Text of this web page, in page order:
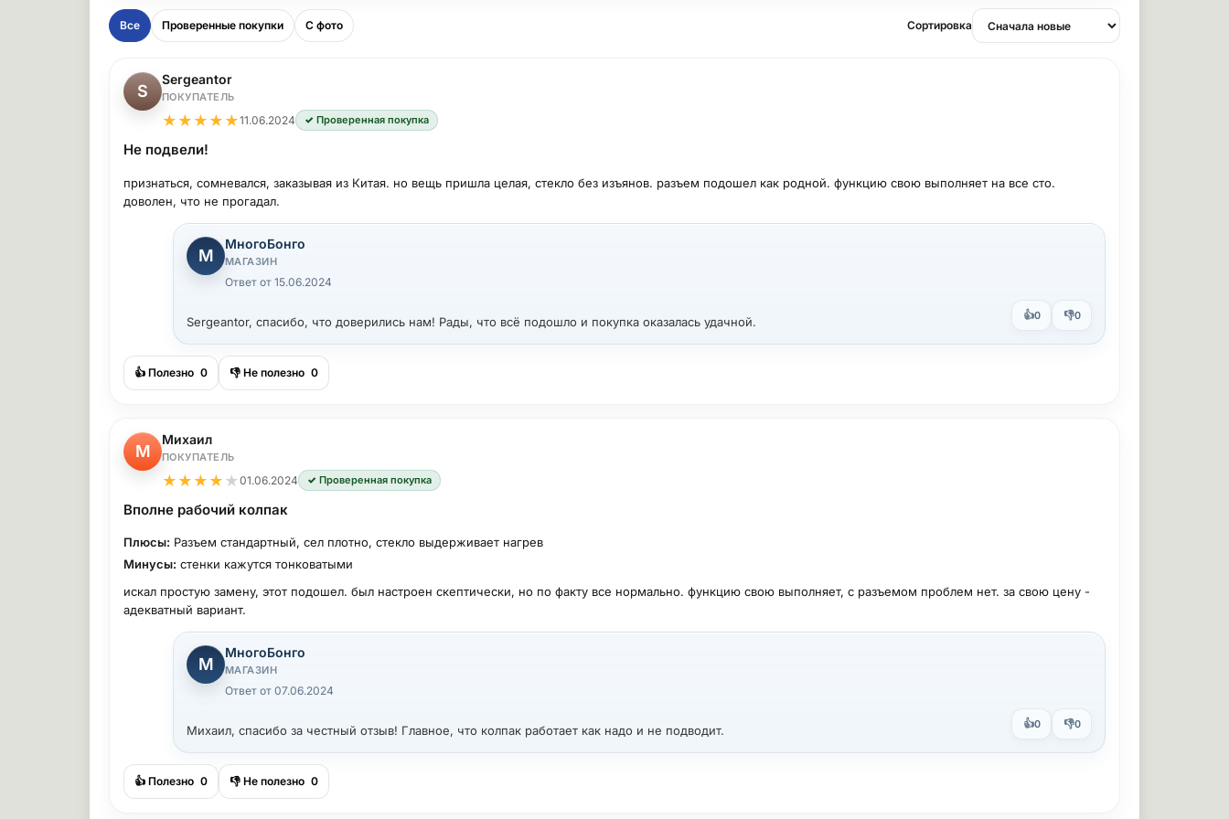
Все Проверенные покупки С фото Сортировка
S
Sergeantor
ПОКУПАТЕЛЬ
★ ★ ★ ★ ★11.06.2024 ✓ Проверенная покупка
Не подвели!
признаться, сомневался, заказывая из Китая. но вещь пришла целая, стекло без изъянов. разъем подошел как родной. функцию свою выполняет на все сто.
доволен, что не прогадал.
М
МногоБонго
МАГАЗИН
Ответ от 15.06.2024
Sergeantor, спасибо, что доверились нам! Рады, что всё подошло и покупка оказалась удачной. 👍0 👎0
👍 Полезно 0 👎 Не полезно 0
М
Михаил
ПОКУПАТЕЛЬ
★ ★ ★ ★ ★ 01.06.2024 ✓ Проверенная покупка
Вполне рабочий колпак
Плюсы: Разъем стандартный, сел плотно, стекло выдерживает нагрев
Минусы: стенки кажутся тонковатыми
искал простую замену, этот подошел. был настроен скептически, но по факту все нормально. функцию свою выполняет, с разъемом проблем нет. за свою цену -
адекватный вариант.
М
МногоБонго
МАГАЗИН
Ответ от 07.06.2024
Михаил, спасибо за честный отзыв! Главное, что колпак работает как надо и не подводит. 👍0 👎0
👍 Полезно 0 👎 Не полезно 0